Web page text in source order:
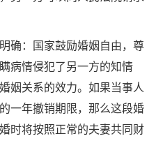
确：国家鼓励婚姻自由，尊
病情侵犯了另一方的知情
姻关系的效力。如果当事人
一年撤销期限，那么这段婚
时将按照正常的夫妻共同财